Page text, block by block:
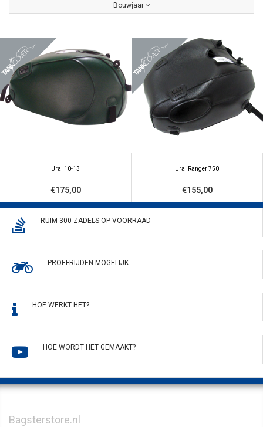
Bouwjaar
Ural 10-13
€175,00
Ural Ranger 750
€155,00
RUIM 300 ZADELS OP VOORRAAD
PROEFRIJDEN MOGELIJK
HOE WERKT HET?
HOE WORDT HET GEMAAKT?
Bagsterstore.nl